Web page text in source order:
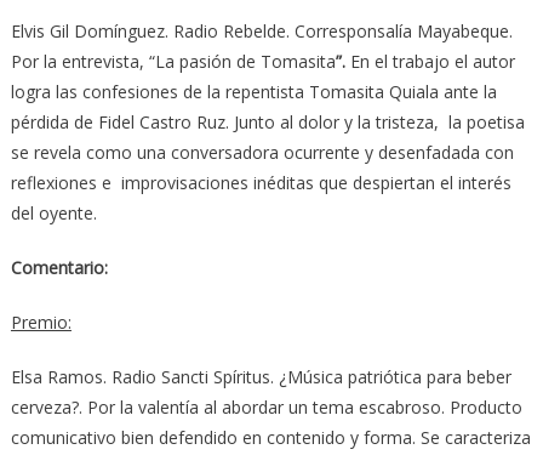
Elvis Gil Domínguez. Radio Rebelde. Corresponsalía Mayabeque.
Por la entrevista, “La pasión de Tomasita”.En el trabajo el autor
logra las confesiones de la repentista Tomasita Quiala ante la
pérdida de Fidel Castro Ruz. Junto al dolor y la tristeza, la poetisa
se revela como una conversadora ocurrente y desenfadada con
reflexiones e improvisaciones inéditas que despiertan el interés
del oyente.
Comentario:
Premio:
Elsa Ramos. Radio Sancti Spíritus. ¿Música patriótica para beber
cerveza?. Por la valentía al abordar un tema escabroso. Producto
comunicativo bien defendido en contenido y forma. Se caracteriza